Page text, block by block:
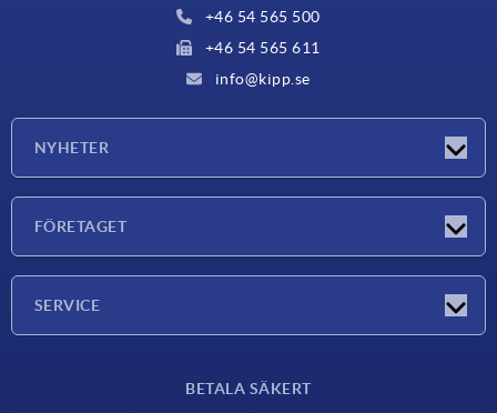
+46 54 565 500
+46 54 565 611
info@kipp.se
NYHETER
FÖRETAGET
SERVICE
BETALA SÄKERT